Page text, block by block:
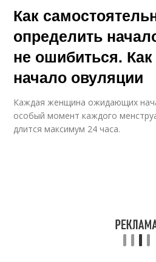
Как
определить
не ошибиться.
начало овуляции
Каждая женщина ожидающих
особый момент каждого
длится максимум 24 часа.